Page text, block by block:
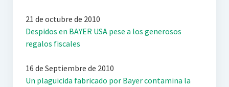
21 de octubre de 2010
Despidos en BAYER USA pese a los generosos
regalos fiscales
16 de Septiembre de 2010
Un plaguicida fabricado por Bayer contamina la